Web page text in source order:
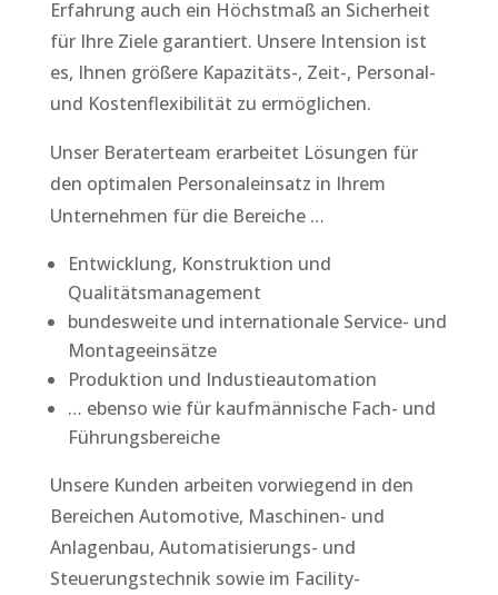
Erfahrung auch ein Höchstmaß an Sicherheit
für Ihre Ziele garantiert. Unsere Intension ist
es, Ihnen größere Kapazitäts-, Zeit-, Personal-
und Kostenflexibilität zu ermöglichen.
Unser Beraterteam erarbeitet Lösungen für
den optimalen Personaleinsatz in Ihrem
Unternehmen für die Bereiche …
Entwicklung, Konstruktion und
Qualitätsmanagement
bundesweite und internationale Service- und
Montageeinsätze
Produktion und Industieautomation
… ebenso wie für kaufmännische Fach- und
Führungsbereiche
Unsere Kunden arbeiten vorwiegend in den
Bereichen Automotive, Maschinen- und
Anlagenbau, Automatisierungs- und
Steuerungstechnik sowie im Facility-